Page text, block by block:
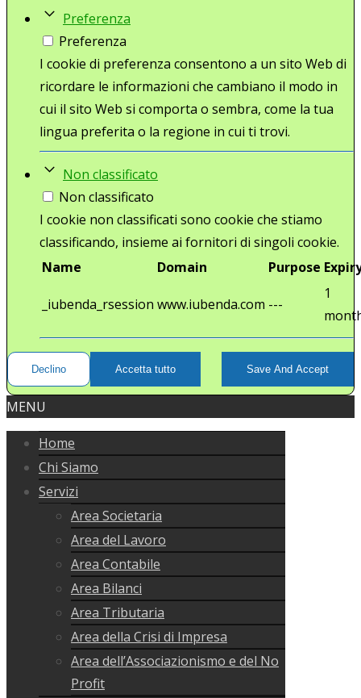
Preferenza
Preferenza
I cookie di preferenza consentono a un sito Web di
ricordare le informazioni che cambiano il modo in
cui il sito Web si comporta o sembra, come la tua
lingua preferita o la regione in cui ti trovi.
Non classificato
Non classificato
I cookie non classificati sono cookie che stiamo
classificando, insieme ai fornitori di singoli cookie.
Name
Domain Purpose
_iubenda_rsession www.iubenda.com ---
1
Declino Accetta tutto Save And Accept
MENU
Home
Chi Siamo
Servizi
Area Societaria
Area del Lavoro
Area Contabile
Area Bilanci
Area Tributaria
Area della Crisi di Impresa
Area dell’Associazionismo e del No
Profit